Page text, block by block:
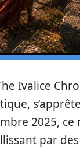
Ivalice
2025,
par